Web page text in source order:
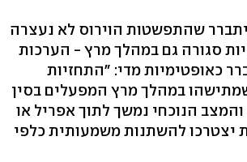
שהתפשטות הוירוס לא נעצרה
סגורה גם במהלך מרץ - הערכות
כאופטימיות מדי: "התחזיות
במהלך מרץ המפעלים בסין
והמצב הנוכחי נמשך לתוך אפריל או
יצטרכו להשתנות משמעותית כלפי